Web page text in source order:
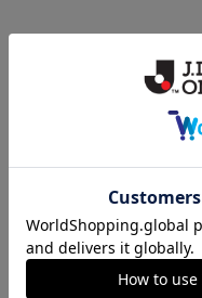
フォ
チームマス
見！今すぐ
岐阜
こだわりのデ
の必須アイテ